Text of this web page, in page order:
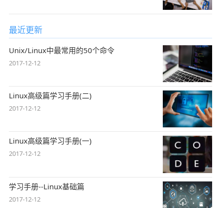
最近更新
Unix/Linux中最常用的50个命令
2017-12-12
Linux高级篇学习手册(二)
2017-12-12
Linux高级篇学习手册(一)
2017-12-12
学习手册--Linux基础篇
2017-12-12